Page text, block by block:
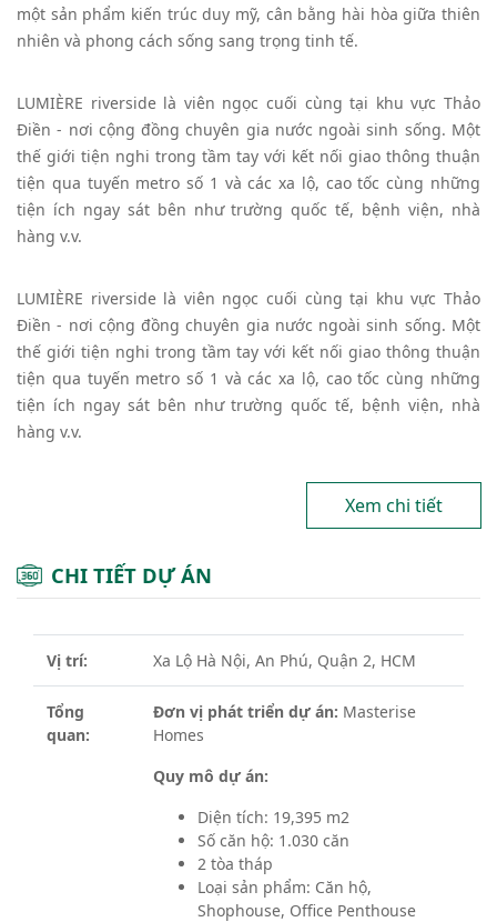
một sản phẩm kiến trúc duy mỹ, cân bằng hài hòa giữa thiên
nhiên và phong cách sống sang trọng tinh tế.
LUMIÈRE riverside là viên ngọc cuối cùng tại khu vực Thảo
Điền - nơi cộng đồng chuyên gia nước ngoài sinh sống. Một
thế giới tiện nghi trong tầm tay với kết nối giao thông thuận
tiện qua tuyến metro số 1 và các xa lộ, cao tốc cùng những
tiện ích ngay sát bên như trường quốc tế, bệnh viện, nhà
hàng v.v.
LUMIÈRE riverside là viên ngọc cuối cùng tại khu vực Thảo
Điền - nơi cộng đồng chuyên gia nước ngoài sinh sống. Một
thế giới tiện nghi trong tầm tay với kết nối giao thông thuận
tiện qua tuyến metro số 1 và các xa lộ, cao tốc cùng những
tiện ích ngay sát bên như trường quốc tế, bệnh viện, nhà
hàng v.v.
Xem chi tiết
CHI TIẾT DỰ ÁN
Vị trí: Xa Lộ Hà Nội, An Phú, Quận 2, HCM
Tổng
quan:
Đơn vị phát triển dự án: Masterise
Homes
Quy mô dự án:
Diện tích: 19,395 m2
Số căn hộ: 1.030 căn
2 tòa tháp
Loại sản phẩm: Căn hộ,
Shophouse, Office Penthouse